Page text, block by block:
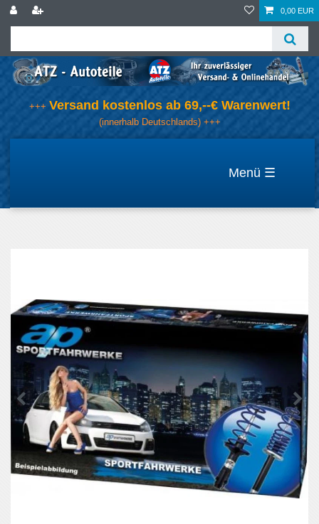
0,00 EUR
+++ Versand kostenlos ab 69,--€ Warenwert!
(innerhalb Deutschlands) +++
☰